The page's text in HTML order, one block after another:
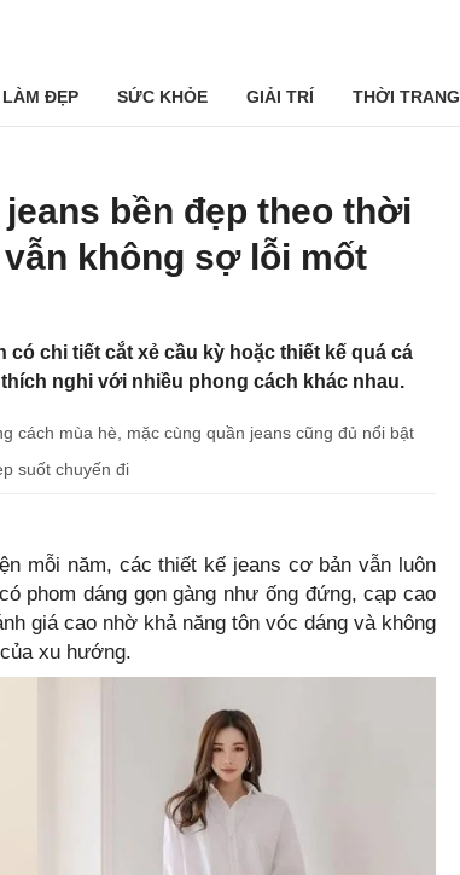
LÀM ĐẸP SỨC KHỎE GIẢI TRÍ THỜI TRANG
bền đẹp theo thời
không sợ lỗi mốt
có chi tiết cắt xẻ cầu kỳ hoặc thiết kế quá cá
nghi với nhiều phong cách khác nhau.
cách mùa hè, mặc cùng quần jeans cũng đủ nổi bật
suốt chuyến đi
mỗi năm, các thiết kế jeans cơ bản vẫn luôn
phom dáng gọn gàng như ống đứng, cạp cao
giá cao nhờ khả năng tôn vóc dáng và không
xu hướng.